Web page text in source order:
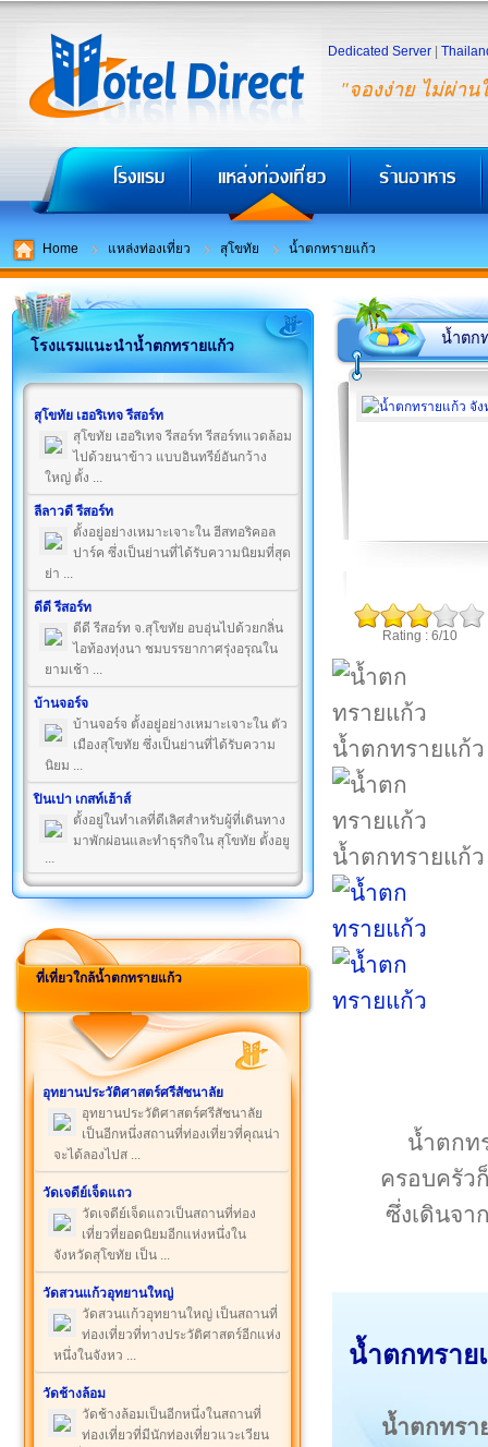
"จองง่าย ไม่ผ่าน
Dedicated Server
Home แหล่งท่องเที่ยว สุโขทัย น้ำตกทรายแก้ว
โรงแรมแนะนำน้ำตกทรายแก้ว
สุโขทัย เฮอริเทจ รีสอร์ท
สุโขทัย เฮอริเทจ รีสอร์ท รีสอร์ทแวดล้อม
ไปด้วยนาข้าว แบบอินทรีย์อันกว้าง
ใหญ่ ตั้ง ...
ลีลาวดี รีสอร์ท
ตั้งอยู่อย่างเหมาะเจาะใน ฮีสทอริคอล
ปาร์ค ซึ่งเป็นย่านที่ได้รับความนิยมที่สุด
ย่า ...
ดีดี รีสอร์ท
ดีดี รีสอร์ท จ.สุโขทัย อบอุ่นไปด้วยกลิ่น
ไอท้องทุ่งนา ชมบรรยากาศรุ่งอรุณใน
ยามเช้า ...
บ้านจอร์จ
บ้านจอร์จ ตั้งอยู่อย่างเหมาะเจาะใน ตัว
เมืองสุโขทัย ซึ่งเป็นย่านที่ได้รับความ
นิยม ...
ปินเปา เกสท์เฮ้าส์
ตั้งอยู่ในทำเลที่ดีเลิศสำหรับผู้ที่เดินทาง
มาพักผ่อนและทำธุรกิจใน สุโขทัย ตั้งอยู
...
ที่เที่ยวใกล้น้ำตกทรายแก้ว
อุทยานประวัติศาสตร์ศรีสัชนาลัย
อุทยานประวัติศาสตร์ศรีสัชนาลัย
เป็นอีกหนึ่งสถานที่ท่องเที่ยวที่คุณน่า
จะได้ลองไปส ...
วัดเจดีย์เจ็ดแถว
วัดเจดีย์เจ็ดแถวเป็นสถานที่ท่อง
เที่ยวที่ยอดนิยมอีกแห่งหนึ่งใน
จังหวัดสุโขทัย เป็น ...
วัดสวนแก้วอุทยานใหญ่
วัดสวนแก้วอุทยานใหญ่ เป็นสถานที่
ท่องเที่ยวที่ทางประวัติศาสตร์อีกแห่ง
หนึ่งในจังหว ...
วัดช้างล้อม
วัดช้างล้อมเป็นอีกหนึ่งในสถานที่
ท่องเที่ยวที่มีนักท่องเที่ยวแวะเวียน
น้ำตก
Rating : 6/10
น้ำตกทรายแก้ว
น้ำตกทรายแก้ว
น้ำตกท
ครอบครัว
ซึ่งเดินจา
น้ำตกทราย
น้ำตกทรา